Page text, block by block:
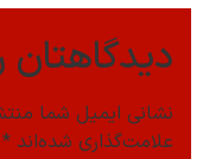
دیدگاهتان
نشانی ایمیل شما
علامت‌گذاری شده‌اند *